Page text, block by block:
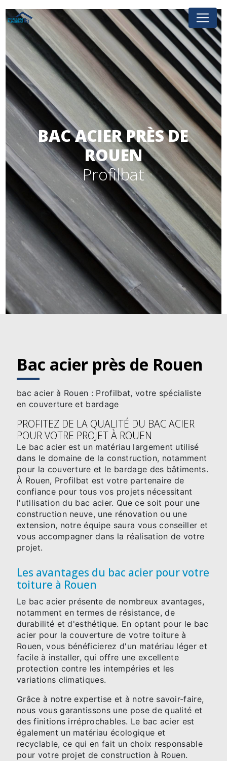
BAC ACIER PRÈS DE
ROUEN
Profilbat
Bac acier près de Rouen
bac acier à Rouen : Profilbat, votre spécialiste
en couverture et bardage
PROFITEZ DE LA QUALITÉ DU BAC ACIER
POUR VOTRE PROJET À ROUEN
Le bac acier est un matériau largement utilisé
dans le domaine de la construction, notamment
pour la couverture et le bardage des bâtiments.
À Rouen, Profilbat est votre partenaire de
confiance pour tous vos projets nécessitant
l'utilisation du bac acier. Que ce soit pour une
construction neuve, une rénovation ou une
extension, notre équipe saura vous conseiller et
vous accompagner dans la réalisation de votre
projet.
Les avantages du bac acier pour votre
toiture à Rouen
Le bac acier présente de nombreux avantages,
notamment en termes de résistance, de
durabilité et d'esthétique. En optant pour le bac
acier pour la couverture de votre toiture à
Rouen, vous bénéficierez d'un matériau léger et
facile à installer, qui offre une excellente
protection contre les intempéries et les
variations climatiques.
Grâce à notre expertise et à notre savoir-faire,
nous vous garantissons une pose de qualité et
des finitions irréprochables. Le bac acier est
également un matériau écologique et
recyclable, ce qui en fait un choix responsable
pour votre projet de construction à Rouen.